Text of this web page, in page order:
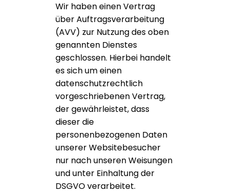
Wir haben einen Vertrag
über Auftragsverarbeitung
(AVV) zur Nutzung des oben
genannten Dienstes
geschlossen. Hierbei handelt
es sich um einen
datenschutzrechtlich
vorgeschriebenen Vertrag,
der gewährleistet, dass
dieser die
personenbezogenen Daten
unserer Websitebesucher
nur nach unseren Weisungen
und unter Einhaltung der
DSGVO verarbeitet.